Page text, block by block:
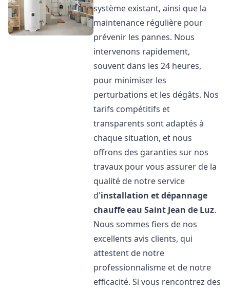
système existant, ainsi que la
maintenance régulière pour
prévenir les pannes. Nous
intervenons rapidement,
souvent dans les 24 heures,
pour minimiser les
perturbations et les dégâts. Nos
tarifs compétitifs et
transparents sont adaptés à
chaque situation, et nous
offrons des garanties sur nos
travaux pour vous assurer de la
qualité de notre service
d'installation et dépannage
chauffe eau Saint Jean de Luz.
Nous sommes fiers de nos
excellents avis clients, qui
attestent de notre
professionnalisme et de notre
efficacité. Si vous rencontrez des